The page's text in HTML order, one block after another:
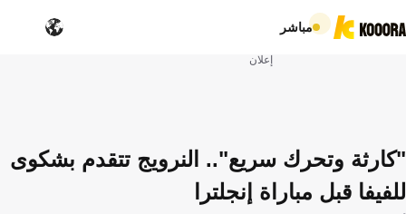
مباشر
إعلان
"كارثة وتحرك سريع".. النرويج تتقدم بشكوى
للفيفا قبل مباراة إنجلترا